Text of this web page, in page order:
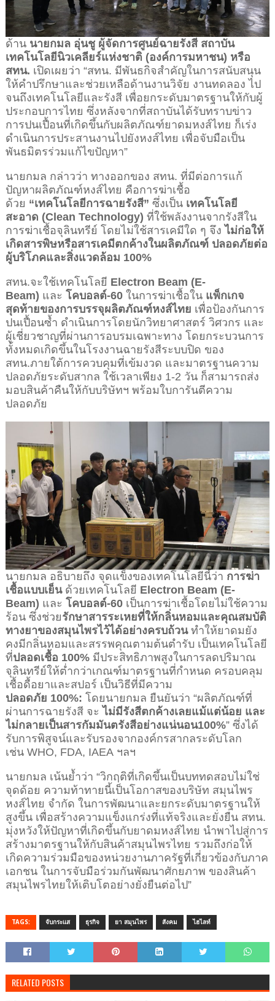
ด้าน นายกมล อุ่นชู ผู้จัดการศูนย์ฉายรังสี สถาบัน
เทคโนโลยีนิวเคลียร์แห่งชาติ (องค์การมหาชน) หรือ
สทน. เปิดเผยว่า “สทน. มีพันธกิจสำคัญในการสนับสนุน
ให้คำปรึกษาและช่วยเหลือด้านงานวิจัย งานทดลอง ไป
จนถึงเทคโนโลยีและรังสี เพื่อยกระดับมาตรฐานให้กับผู้
ประกอบการไทย ซึ่งหลังจากที่สถาบันได้รับทราบข่าว
การปนเปื้อนที่เกิดขึ้นกับผลิตภัณฑ์ยาดมหงส์ไทย ก็เร่ง
ดำเนินการประสานงานไปยังหงส์ไทย เพื่อจับมือเป็น
พันธมิตรร่วมแก้ไขปัญหา”
นายกมล กล่าวว่า ทางออกของ สทน. ที่มีต่อการแก้
ปัญหาผลิตภัณฑ์หงส์ไทย คือการฆ่าเชื้อ
ด้วย “เทคโนโลยีการฉายรังสี” ซึ่งเป็น เทคโนโลยี
สะอาด (Clean Technology) ที่ใช้พลังงานจากรังสีใน
การฆ่าเชื้อจุลินทรีย์ โดยไม่ใช้สารเคมีใด ๆ จึงไม่ก่อให้
เกิดสารพิษหรือสารเคมีตกค้างในผลิตภัณฑ์ ปลอดภัยต่อ
ผู้บริโภคและสิ่งแวดล้อม 100%
สทน.จะใช้เทคโนโลยี Electron Beam (E-
Beam) และ โคบอลต์-60ในการฆ่าเชื้อใน แพ็กเกจ
สุดท้ายของการบรรจุผลิตภัณฑ์หงส์ไทย เพื่อป้องกันการ
ปนเปื้อนซ้ำ ดำเนินการโดยนักวิทยาศาสตร์ วิศวกร และ
ผู้เชี่ยวชาญที่ผ่านการอบรมเฉพาะทาง โดยกระบวนการ
ทั้งหมดเกิดขึ้นในโรงงานฉายรังสีระบบปิด ของ
สทน.ภายใต้การควบคุมที่เข้มงวด และมาตรฐานความ
ปลอดภัยระดับสากล ใช้เวลาเพียง 1-2 วัน ก็สามารถส่ง
มอบสินค้าคืนให้กับบริษัทฯ พร้อมใบการันตีความ
ปลอดภัย
นายกมล อธิบายถึง จุดแข็งของเทคโนโลยีนี้ว่า การฆ่า
เชื้อแบบเย็น ด้วยเทคโนโลยี Electron Beam (E-
Beam) และ โคบอลต์-60เป็นการฆ่าเชื้อโดยไม่ใช้ความ
ร้อน ซึ่งช่วยรักษาสารระเหยที่ให้กลิ่นหอมและคุณสมบัติ
ทางยาของสมุนไพรไว้ได้อย่างครบถ้วนทำให้ยาดมยัง
คงมีกลิ่นหอมและสรรพคุณตามต้นตำรับ เป็นเทคโนโลยี
ที่ปลอดเชื้อ 100%มีประสิทธิภาพสูงในการลดปริมาณ
จุลินทรีย์ให้ต่ำกว่าเกณฑ์มาตรฐานที่กำหนด ครอบคลุม
เชื้อดื้อยาและสปอร์ เป็นวิธีที่มีความ
ปลอดภัย 100%: โดยนายกมล ยืนยันว่า “ผลิตภัณฑ์ที่
ผ่านการฉายรังสี จะไม่มีรังสีตกค้างเลยแม้แต่น้อย และ
ไม่กลายเป็นสารกัมมันตรังสีอย่างแน่นอน100%” ซึ่งได้
รับการพิสูจน์และรับรองจากองค์กรสากลระดับโลก
เช่น WHO, FDA, IAEA ฯลฯ
นายกมล เน้นย้ำว่า “วิกฤติที่เกิดขึ้นเป็นบททดสอบไม่ใช่
จุดด้อย ความท้าทายนี้เป็นโอกาสของบริษัท สมุนไพร
หงส์ไทย จำกัด ในการพัฒนาและยกระดับมาตรฐานให้
สูงขึ้น เพื่อสร้างความแข็งแกร่งที่แท้จริงและยั่งยืน สทน.
มุ่งหวังให้ปัญหาที่เกิดขึ้นกับยาดมหงส์ไทย นำพาไปสู่การ
สร้างมาตรฐานให้กับสินค้าสมุนไพรไทย รวมถึงก่อให้
เกิดความร่วมมือของหน่วยงานภาครัฐที่เกี่ยวข้องกับภาค
เอกชน ในการจับมือร่วมกันพัฒนาศักยภาพ ของสินค้า
สมุนไพรไทยให้เติบโตอย่างยั่งยืนต่อไป”
TAGS: จับกระแส ธุรกิจ ยา สมุนไพร สังคม ไฮไลท์
RELATED POSTS